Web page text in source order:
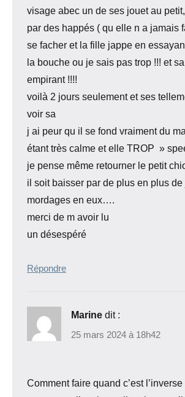
visage abec un de ses jouet au
par des happés ( qu elle n a jamais
se facher et la fille jappe en
la bouche ou je sais pas trop !!! et
empirant !!!!
voilà 2 jours seulement et ses
voir sa
j ai peur qu il se fond vraiment du
étant très calme et elle TROP »
je pense même retourner le petit
il soit baisser par de plus en plus
mordages en eux….
merci de m avoir lu
un désespéré
Répondre
Marine dit :
25 mars 2024 à 18h42
Comment faire quand c’est